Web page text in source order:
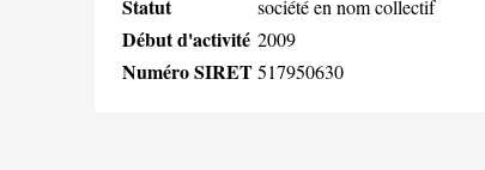
Statut société en nom collectif
Début d'activité 2009
Numéro SIRET517950630